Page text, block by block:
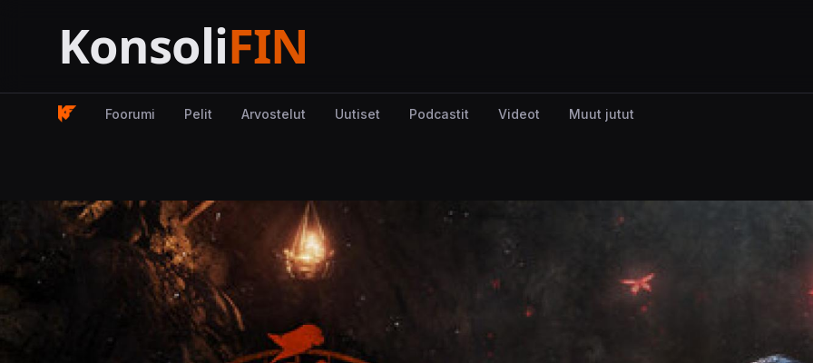
Foorumi Pelit Arvostelut Uutiset Podcastit Videot Muut jutut